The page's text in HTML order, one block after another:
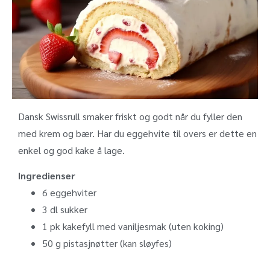
Dansk Swissrull smaker friskt og godt når du fyller den
med krem og bær. Har du eggehvite til overs er dette en
enkel og god kake å lage.
Ingredienser
6 eggehviter
3 dl sukker
1 pk kakefyll med vaniljesmak (uten koking)
50 g pistasjnøtter (kan sløyfes)